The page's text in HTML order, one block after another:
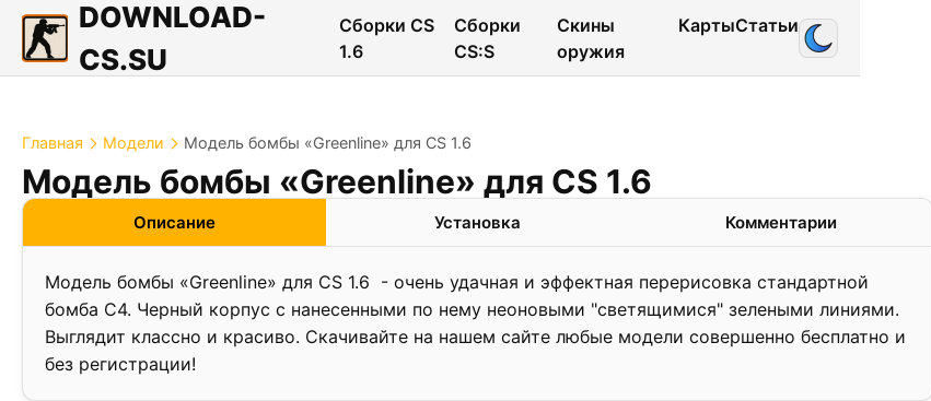
DOWNLOAD-
CS.SU
Сборки CS
1.6
Сборки
CS:S
Скины
оружия
КартыСтатьи
Главная Модели Модель бомбы «Greenline» для CS 1.6
Модель бомбы «Greenline» для CS 1.6
Описание Установка Комментарии
Модель бомбы «Greenline» для CS 1.6 - очень удачная и эффектная перерисовка стандартной
бомба С4. Черный корпус с нанесенными по нему неоновыми "светящимися" зелеными линиями.
Выглядит классно и красиво. Скачивайте на нашем сайте любые модели совершенно бесплатно и
без регистрации!